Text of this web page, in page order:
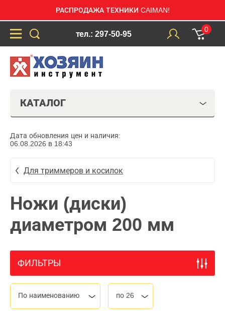
РАСПРОДАЖА ТЕХНИКИ CAIMAN!
тел.: 297-50-95
0
КАТАЛОГ
Дата обновления цен и наличия:
06.08.2026 в 18:43
Для триммеров и косилок
Ножи (диски)
диаметром 200 мм
ФИЛЬТРЫ
По наименованию по 26